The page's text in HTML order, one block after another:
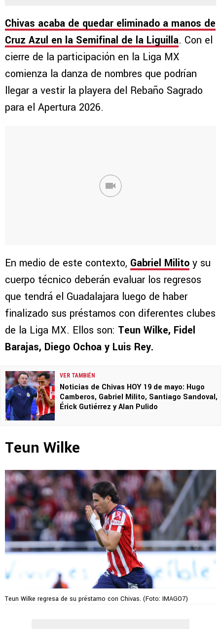
Chivas acaba de quedar eliminado a manos de
Cruz Azul en la Semifinal de la Liguilla. Con el
cierre de la participación en la Liga MX
comienza la danza de nombres que podrían
llegar a vestir la playera del Rebaño Sagrado
para el Apertura 2026.
En medio de este contexto, Gabriel Milito y su
cuerpo técnico deberán evaluar los regresos
que tendrá el Guadalajara luego de haber
finalizado sus préstamos con diferentes clubes
de la Liga MX. Ellos son: Teun Wilke, Fidel
Barajas, Diego Ochoa y Luis Rey.
VER TAMBIÉN
Noticias de Chivas HOY 19 de mayo: Hugo
Camberos, Gabriel Milito, Santiago Sandoval,
Érick Gutiérrez y Alan Pulido
Teun Wilke
Teun Wilke regresa de su préstamo con Chivas. (Foto: IMAGO7)